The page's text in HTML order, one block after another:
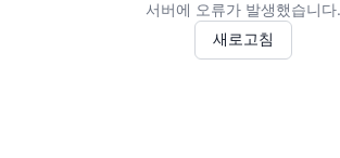
서버에 오류가 발생했습니다.
새로고침